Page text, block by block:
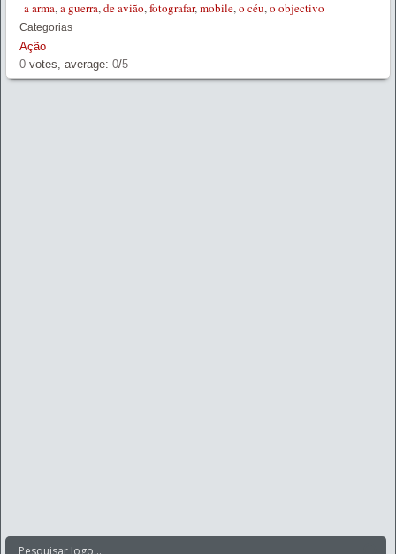
a arma,a guerra,de avião,fotografar,mobile,o céu,o objectivo
Categorias
Ação
0 votes, average: 0/5